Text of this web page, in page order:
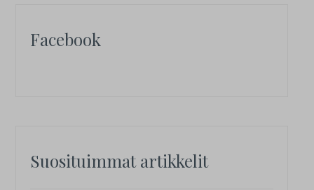
Facebook
Suosituimmat artikkelit